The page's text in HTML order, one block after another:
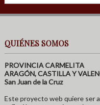
QUIÉNES SOMOS
PROVINCIA CARMELITA
ARAGÓN, CASTILLA Y
San Juan de la Cruz
Este proyecto web quiere ser